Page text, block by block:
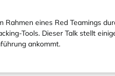
eines Red Teamings
Tools. Dieser Talk stellt
ankommt.